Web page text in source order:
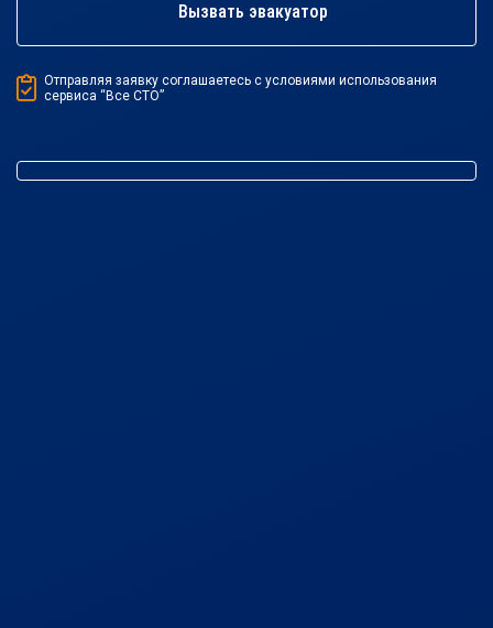
Вызвать эвакуатор
Отправляя заявку соглашаетесь с условиями использования
сервиса “Все СТО”